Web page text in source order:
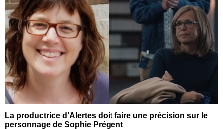
La productrice d’Alertes doit faire une précision sur le
personnage de Sophie Prégent